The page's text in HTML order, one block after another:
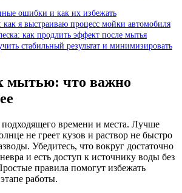
ошибки и как их избежать
я выстраиваю процесс мойки автомобиля
как продлить эффект после мытья
стабильный результат и минимизировать
мытью: что важно
времени и места. Лучше
не греет кузов и раствор не быстро
Убедитесь, что вокруг достаточно
и есть доступ к источнику воды без
правила помогут избежать
работы.